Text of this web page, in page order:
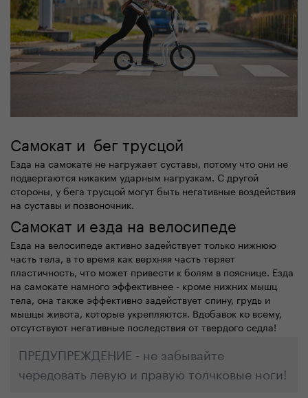
Самокат и бег трусцой
Езда на самокате не нагружает суставы, потому что они не
подвергаются никаким ударным нагрузкам. С другой
стороны, у бега трусцой могут быть негативные воздействия
на суставы и позвоночник.
Самокат и езда на велосипеде
Езда на велосипеде активно задействует только нижнюю
часть тела, в то время как верхняя часть теряет
пластичность, что может привести к болям в пояснице. Езда
на самокате намного эффективнее - кроме нижних мышц
тела, она также эффективно задействует спину, грудь и
мышцы живота, которые укрепляются. Вдобавок ко всему,
отсутствуют негативные последствия от твердого седла!
ПРЕДУПРЕЖДЕНИЕ - не забывайте
чередовать левую и правую толчковые ноги!